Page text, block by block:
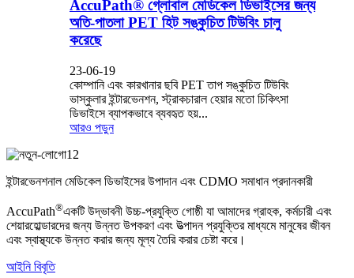
AccuPath® গ্লোবাল মেডিকেল ডিভাইসের জন্য
অতি-পাতলা PET হিট সঙ্কুচিত টিউবিং চালু
করেছে
23-06-19
কোম্পানি এবং কারখানার ছবি PET তাপ সঙ্কুচিত টিউবিং
ভাস্কুলার ইন্টারভেনশন, স্ট্রাকচারাল হেয়ার মতো চিকিৎসা
ডিভাইসে ব্যাপকভাবে ব্যবহৃত হয়...
আরও পড়ুন
ইন্টারভেনশনাল মেডিকেল ডিভাইসের উপাদান এবং CDMO সমাধান প্রদানকারী
AccuPath®একটি উদ্ভাবনী উচ্চ-প্রযুক্তি গোষ্ঠী যা আমাদের গ্রাহক, কর্মচারী এবং
শেয়ারহোল্ডারদের জন্য উন্নত উপকরণ এবং উত্পাদন প্রযুক্তির মাধ্যমে মানুষের জীবন
এবং স্বাস্থ্যকে উন্নত করার জন্য মূল্য তৈরি করার চেষ্টা করে।
আইনি বিবৃতি